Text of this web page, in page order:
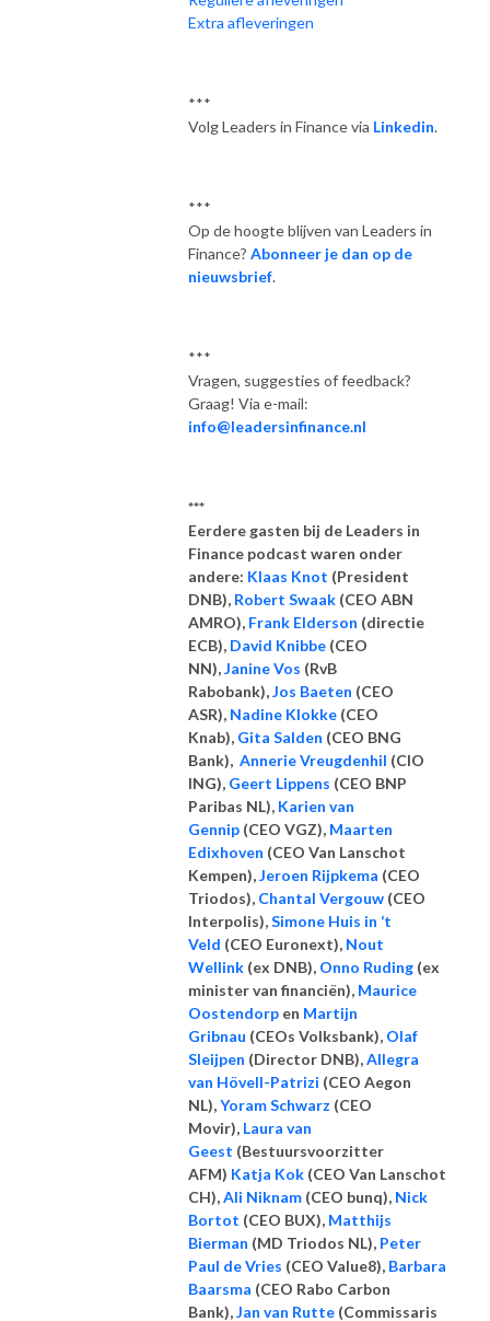
Extra afleveringen
***
Volg Leaders in Finance via Linkedin.
***
Op de hoogte blijven van Leaders in
Finance? Abonneer je dan op de
nieuwsbrief.
***
Vragen, suggesties of feedback?
Graag! Via e-mail:
info@leadersinfinance.nl
***
Eerdere gasten bij de Leaders in
Finance podcast waren onder
andere: Klaas Knot (President
DNB), Robert Swaak (CEO ABN
AMRO), Frank Elderson (directie
ECB), David Knibbe (CEO
NN),Janine Vos (RvB
Rabobank),Jos Baeten (CEO
ASR), Nadine Klokke (CEO
Knab), Gita Salden (CEO BNG
Bank), Annerie Vreugdenhil (CIO
ING), Geert Lippens (CEO BNP
Paribas NL), Karien van
Gennip (CEO VGZ), Maarten
Edixhoven (CEO Van Lanschot
Kempen),Jeroen Rijpkema (CEO
Triodos), Chantal Vergouw (CEO
Interpolis),Simone Huis in ‘t
Veld (CEO Euronext), Nout
Wellink (ex DNB), Onno Ruding (ex
minister van financiën), Maurice
Oostendorp en Martijn
Gribnau (CEOs Volksbank), Olaf
Sleijpen (Director DNB),Allegra
van Hövell-Patrizi (CEO Aegon
NL),Yoram Schwarz (CEO
Movir), Laura van
Geest (Bestuursvoorzitter
AFM) Katja Kok (CEO Van Lanschot
CH),Ali Niknam (CEO bunq), Nick
Bortot (CEO BUX), Matthijs
Bierman (MD Triodos NL), Peter
Paul de Vries (CEO Value8), Barbara
Baarsma (CEO Rabo Carbon
Bank),Jan van Rutte (Commissaris